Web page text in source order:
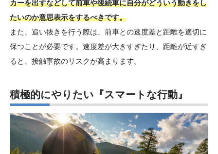
カーを出すなどして前車や後続車に自分がどういう動きをし
たいのか意思表示をするべきです。
また、追い抜きを行う際は、前車との速度差と距離を適切に
保つことが必要です。速度差が大きすぎたり、距離が近すぎ
ると、接触事故のリスクが高まります。
積極的にやりたい『スマートな行動』